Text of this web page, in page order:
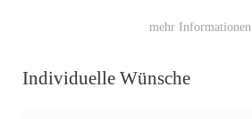
mehr Informationen
Individuelle Wünsche